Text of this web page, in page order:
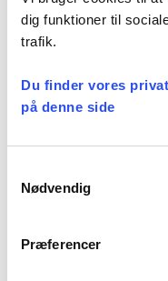
dig funktioner til
trafik.
Du finder vores
på denne side
Nødvendig
Præferencer